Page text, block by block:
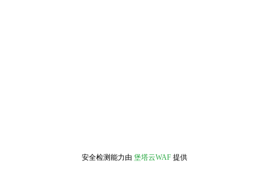
安全检测能力由 堡塔云WAF 提供